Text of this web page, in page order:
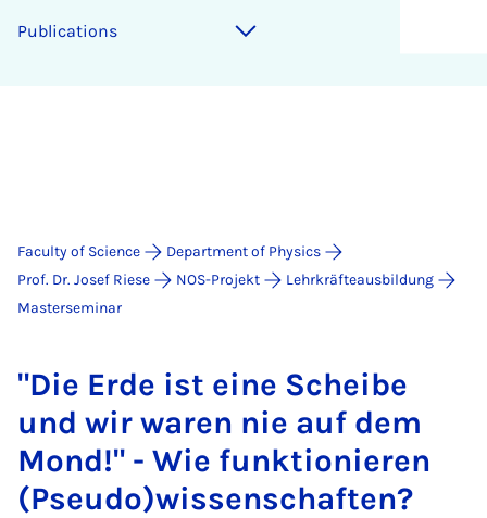
Pub­lic­a­tions
Faculty of Science
Department of Physics
Prof. Dr. Josef Riese
NOS-Projekt
Lehrkräfteausbildung
Masterseminar
"Die Erde ist eine Scheibe
und wir war­en nie auf dem
Mond!" - Wie funk­tionier­en
(Pseudo)wis­senschaften?